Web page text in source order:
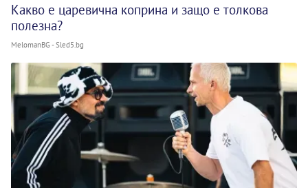
Какво е царевична коприна и защо е толкова
полезна?
MelomanBG - Sled5.bg